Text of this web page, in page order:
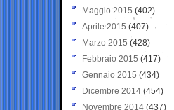
Maggio 2015 (402)
Aprile 2015 (407)
Marzo 2015 (428)
Febbraio 2015 (417)
Gennaio 2015 (434)
Dicembre 2014 (454)
Novembre 2014 (437)